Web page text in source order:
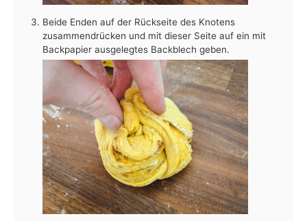
Beide Enden auf der Rückseite des Knotens
zusammendrücken und mit dieser Seite auf ein mit
Backpapier ausgelegtes Backblech geben.